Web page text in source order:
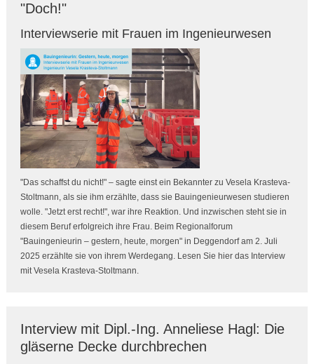
"Doch!"
Interviewserie mit Frauen im Ingenieurwesen
"Das schaffst du nicht!" – sagte einst ein Bekannter zu Vesela Krasteva-
Stoltmann, als sie ihm erzählte, dass sie Bauingenieurwesen studieren
wolle. "Jetzt erst recht!", war ihre Reaktion. Und inzwischen steht sie in
diesem Beruf erfolgreich ihre Frau. Beim Regionalforum
"Bauingenieurin – gestern, heute, morgen" in Deggendorf am 2. Juli
2025 erzählte sie von ihrem Werdegang. Lesen Sie hier das Interview
mit Vesela Krasteva-Stoltmann.
Interview mit Dipl.-Ing. Anneliese Hagl: Die
gläserne Decke durchbrechen